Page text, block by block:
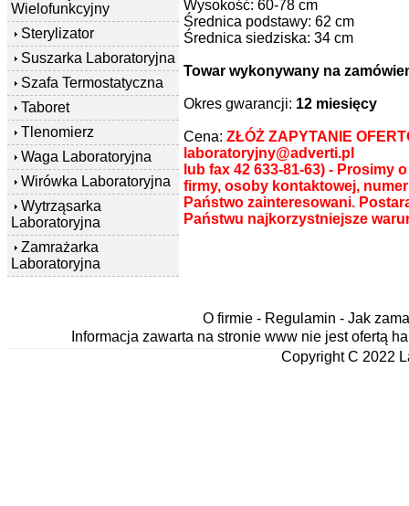
Wielofunkcyjny
Sterylizator
Suszarka Laboratoryjna
Szafa Termostatyczna
Taboret
Tlenomierz
Waga Laboratoryjna
Wirówka Laboratoryjna
Wytrząsarka
Laboratoryjna
Zamrażarka
Laboratoryjna
Wysokość: 60-78 cm
Średnica podstawy: 62 cm
Średnica siedziska: 34 cm
Towar wykonywany na
Okres gwarancji: 12 miesięcy
Cena: ZŁÓŻ ZAPYTANIE
laboratoryjny@adverti.pl
lub fax 42 633-81-63) - Prosimy
firmy, osoby kontaktowej,
Państwo zainteresowani.
Państwu najkorzystniejsze
O firmie- Regulamin - Jak
Informacja zawarta na stronie www nie jest ofertą
Copyright C 2022